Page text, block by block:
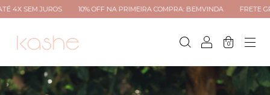
10% OFF NA PRIMEIRA COMPRA: BEMVINDA FRETE GRÁTIS
0